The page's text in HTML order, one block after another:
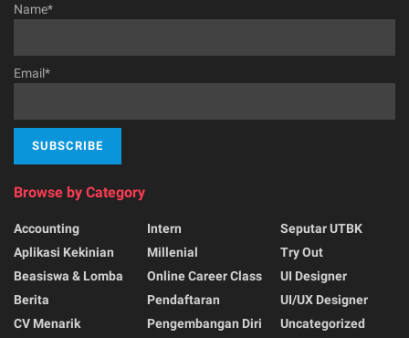
Name*
Email*
Browse by Category
Accounting
Aplikasi Kekinian
Beasiswa & Lomba
Berita
CV Menarik
Intern
Millenial
Online Career Class
Pendaftaran
Pengembangan Diri
Seputar UTBK
Try Out
UI Designer
UI/UX Designer
Uncategorized